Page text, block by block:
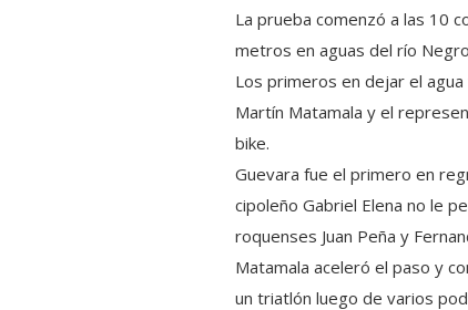
La prueba comenzó a las 10
metros en aguas del río
Los primeros en dejar el
Martín Matamala y el
bike.
Guevara fue el primero en
cipoleño Gabriel Elena no le
roquenses Juan Peña y
Matamala aceleró el paso y
un triatlón luego de varios